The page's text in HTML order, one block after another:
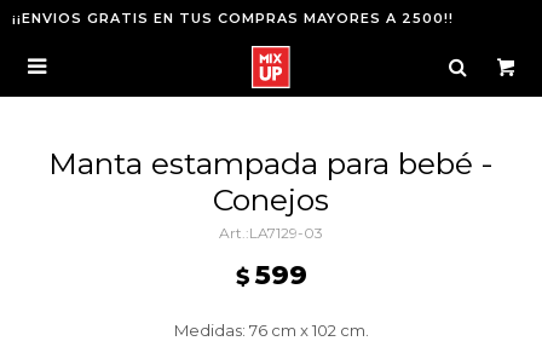
¡¡ENVIOS GRATIS EN TUS COMPRAS MAYORES A 2500!!

Manta estampada para bebé -
Conejos
LA7129-03
$ 599
Medidas: 76 cm x 102 cm.